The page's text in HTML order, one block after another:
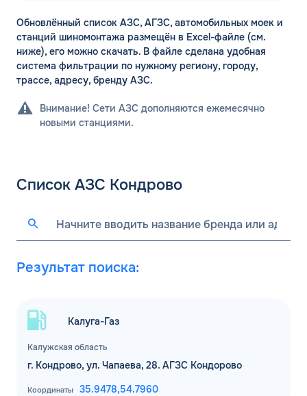
Обновлённый список АЗС, АГЗС, автомобильных моек и
станций шиномонтажа размещён в Excel-файле (см.
ниже), его можно скачать. В файле сделана удобная
система фильтрации по нужному региону, городу,
трассе, адресу, бренду АЗС.
Внимание! Сети АЗС дополняются ежемесячно
новыми станциями.
Список АЗС Кондрово
Результат поиска:
Калужская область
Калуга-Газ
г. Кондрово, ул. Чапаева, 28. АГЗС Кондорово
Координаты 35.9478,54.7960